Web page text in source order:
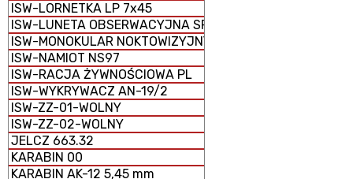
ISW-LORNETKA LP 7x45
ISW-LUNETA OBSERWACYJNA SPOTTER 60
ISW-MONOKULAR NOKTOWIZYJNY MU-3M KOLIBER
ISW-NAMIOT NS97
ISW-RACJA ŻYWNOŚCIOWA PL
ISW-WYKRYWACZ AN-19/2
ISW-ZZ-01-WOLNY
ISW-ZZ-02-WOLNY
JELCZ 663.32
KARABIN 00
KARABIN AK-12 5,45 mm